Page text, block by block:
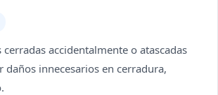
accidentalmente o atascadas
daños innecesarios en cerradura,